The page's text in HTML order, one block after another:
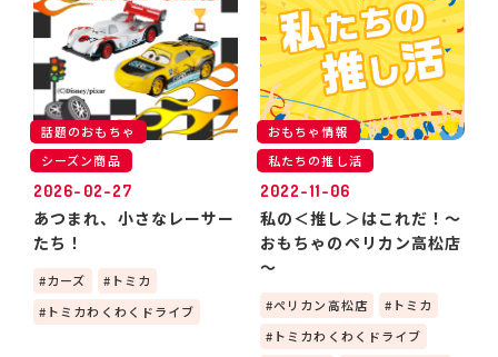
話題のおもちゃ
シーズン商品
2026-02-27
あつまれ、小さなレーサー
たち！
カーズ
トミカ
トミカわくわくドライブ
おもちゃ情報
私たちの推し活
2022-11-06
私の＜推し＞はこれだ！～
おもちゃのペリカン高松店
～
ペリカン高松店
トミカ
トミカわくわくドライブ